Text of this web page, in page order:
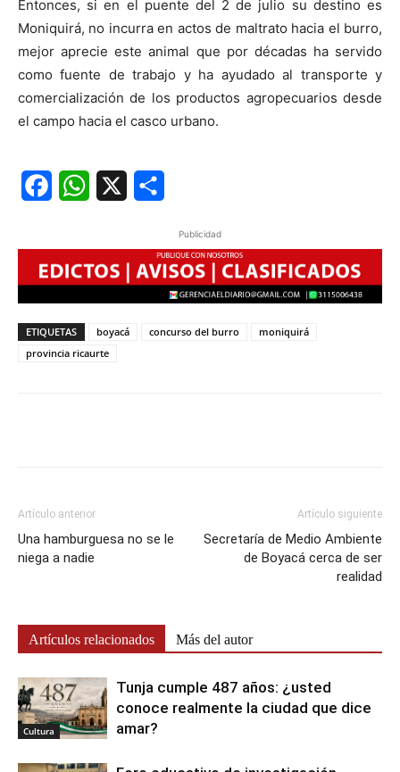
Entonces, si en el puente del 2 de julio su destino es
Moniquirá, no incurra en actos de maltrato hacia el burro,
mejor aprecie este animal que por décadas ha servido
como fuente de trabajo y ha ayudado al transporte y
comercialización de los productos agropecuarios desde
el campo hacia el casco urbano.
FacebookWhatsApp
Publicidad
ETIQUETAS boyacá concurso del burro
moniquirá
provincia ricaurte
Artículo anterior
Una hamburguesa no se le
niega a nadie
Artículo siguiente
Secretaría de Medio Ambiente
de Boyacá cerca de ser
realidad
Artículos relacionados Más del autor
Cultura
Tunja cumple 487 años: ¿usted
conoce realmente la ciudad que dice
amar?